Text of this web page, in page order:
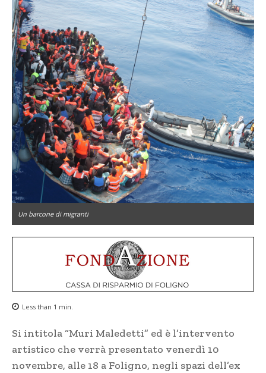
Un barcone di migranti
Less than 1 min.
Si intitola “Muri Maledetti” ed è l’intervento
artistico che verrà presentato venerdì 10
novembre, alle 18 a Foligno, negli spazi dell’ex